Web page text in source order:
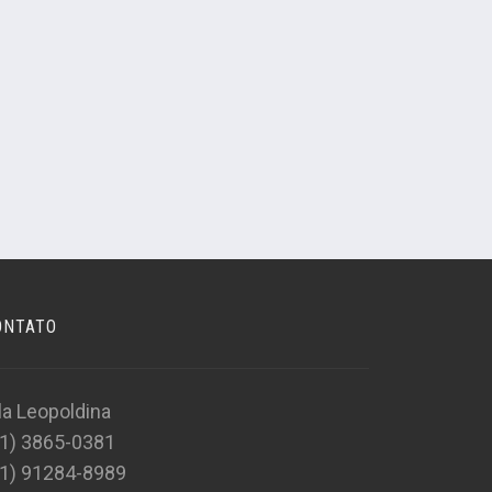
Leopoldina
3865-0381
91284-8989